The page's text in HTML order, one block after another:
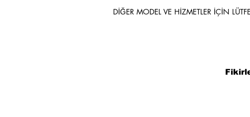
DİĞER MODEL VE HİZMETLER İÇİN